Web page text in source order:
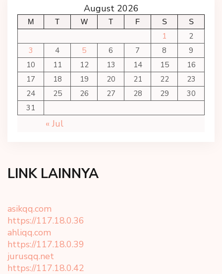
August 2026
M T W T F S S
1
2
3
4 5 6 7 8
9
10
11 12 13 14 15
16
17
18 19 20 21 22
23
24
25 26 27 28 29
30
31
« Jul
LINK LAINNYA
asikqq.com
https://117.18.0.36
ahliqq.com
https://117.18.0.39
jurusqq.net
https://117.18.0.42